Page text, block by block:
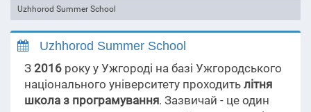
Uzhhorod Summer School
Uzhhorod Summer School
З 2016 року у Ужгороді на базі Ужгородського
національного університету проходить літня
школа з програмування. Зазвичай - це один